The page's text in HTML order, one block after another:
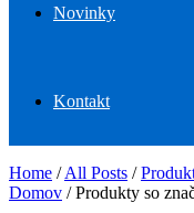
Novinky
Kontakt
Home /All Posts /
Domov / Produkty so